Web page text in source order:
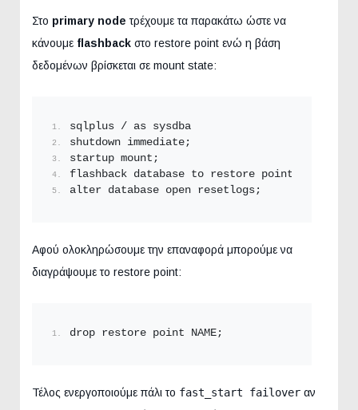
Στο primary nodeτρέχουμε τα παρακάτω ώστε να
κάνουμε flashback στο restore point ενώ η βάση
δεδομένων βρίσκεται σε mount state:
sqlplus / as sysdba
shutdown immediate;
startup mount;
flashback database to restore point NAME;
alter database open resetlogs;
Αφού ολοκληρώσουμε την επαναφορά μπορούμε να
διαγράψουμε το restore point:
drop restore point NAME;
Τέλος ενεργοποιούμε πάλι το fast_start failover αν